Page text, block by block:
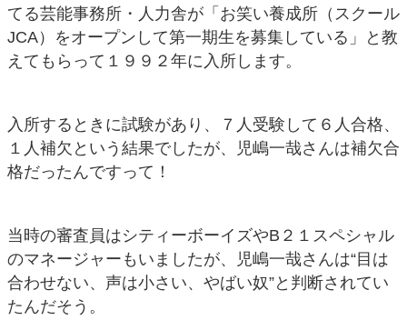
てる芸能事務所・人力舎が「お笑い養成所（スクール
JCA）をオープンして第一期生を募集している」と教
えてもらって１９９２年に入所します。
入所するときに試験があり、７人受験して６人合格、
１人補欠という結果でしたが、児嶋一哉さんは補欠合
格だったんですって！
当時の審査員はシティーボーイズやB２１スペシャル
のマネージャーもいましたが、児嶋一哉さんは“目は
合わせない、声は小さい、やばい奴”と判断されてい
たんだそう。